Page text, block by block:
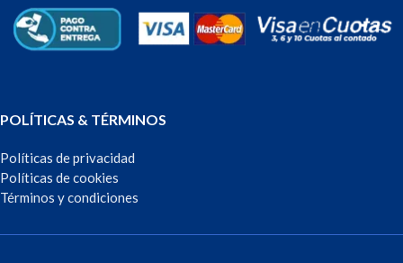
POLÍTICAS & TÉRMINOS
Políticas de privacidad
Políticas de cookies
Términos y condiciones